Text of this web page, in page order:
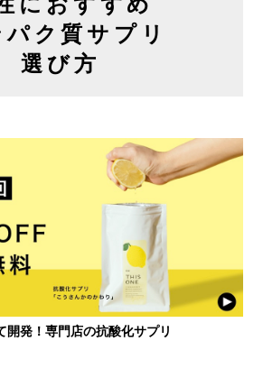
パク質サプリ
選び方
開発！専門店の抗酸化サプリ